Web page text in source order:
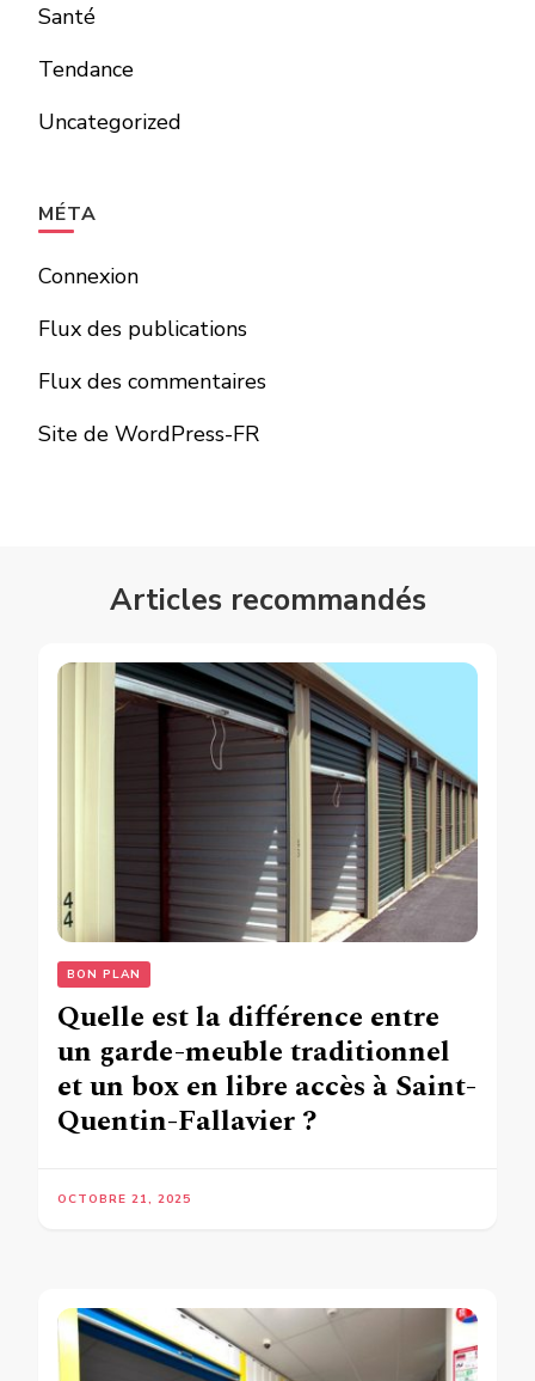
Santé
Tendance
Uncategorized
MÉTA
Connexion
Flux des publications
Flux des commentaires
Site de WordPress-FR
Articles recommandés
BON PLAN
Quelle est la différence entre
un garde-meuble traditionnel
et un box en libre accès à Saint-
Quentin-Fallavier ?
OCTOBRE 21, 2025